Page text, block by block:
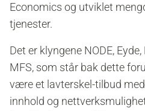
Economics og utviklet
tjenester.
Det er klyngene NODE,
MFS, som står bak dette
være et lavterskel-tilbud
innhold og